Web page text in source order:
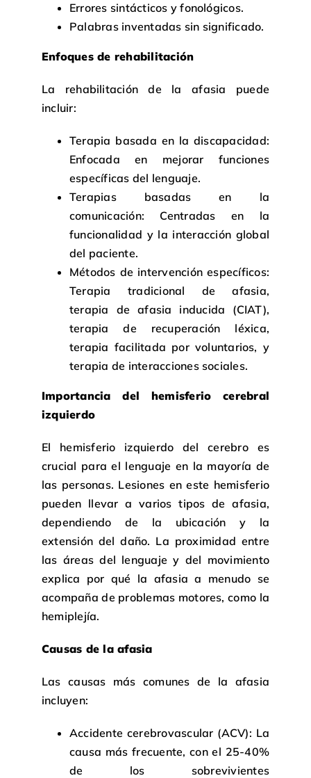
Errores sintácticos y fonológicos.
Palabras inventadas sin significado.
Enfoques de rehabilitación
La rehabilitación de la afasia puede
incluir:
Terapia basada en la discapacidad:
Enfocada en mejorar funciones
específicas del lenguaje.
Terapias basadas en la
comunicación: Centradas en la
funcionalidad y la interacción global
del paciente.
Métodos de intervención específicos:
Terapia tradicional de afasia,
terapia de afasia inducida (CIAT),
terapia de recuperación léxica,
terapia facilitada por voluntarios, y
terapia de interacciones sociales.
Importancia del hemisferio cerebral
izquierdo
El hemisferio izquierdo del cerebro es
crucial para el lenguaje en la mayoría de
las personas. Lesiones en este hemisferio
pueden llevar a varios tipos de afasia,
dependiendo de la ubicación y la
extensión del daño. La proximidad entre
las áreas del lenguaje y del movimiento
explica por qué la afasia a menudo se
acompaña de problemas motores, como la
hemiplejía.
Causas de la afasia
Las causas más comunes de la afasia
incluyen:
Accidente cerebrovascular (ACV): La
causa más frecuente, con el 25-40%
de los sobrevivientes